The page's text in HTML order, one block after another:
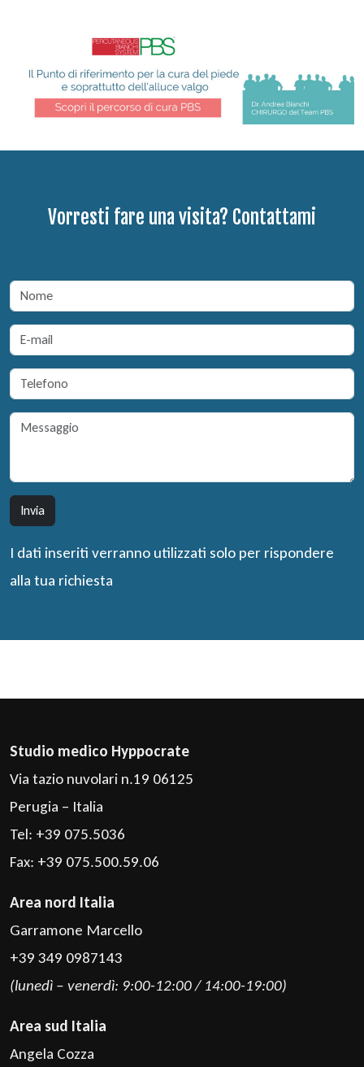
Vorresti fare una visita? Contattami
I dati inseriti verranno utilizzati solo per rispondere
alla tua richiesta
Studio medico Hyppocrate
Via tazio nuvolari n.19 06125
Perugia – Italia
Tel: +39 075.5036
Fax: +39 075.500.59.06
Area nord Italia
Garramone Marcello
+39 349 0987143
(lunedì – venerdì: 9:00-12:00 / 14:00-19:00)
Area sud Italia
Angela Cozza